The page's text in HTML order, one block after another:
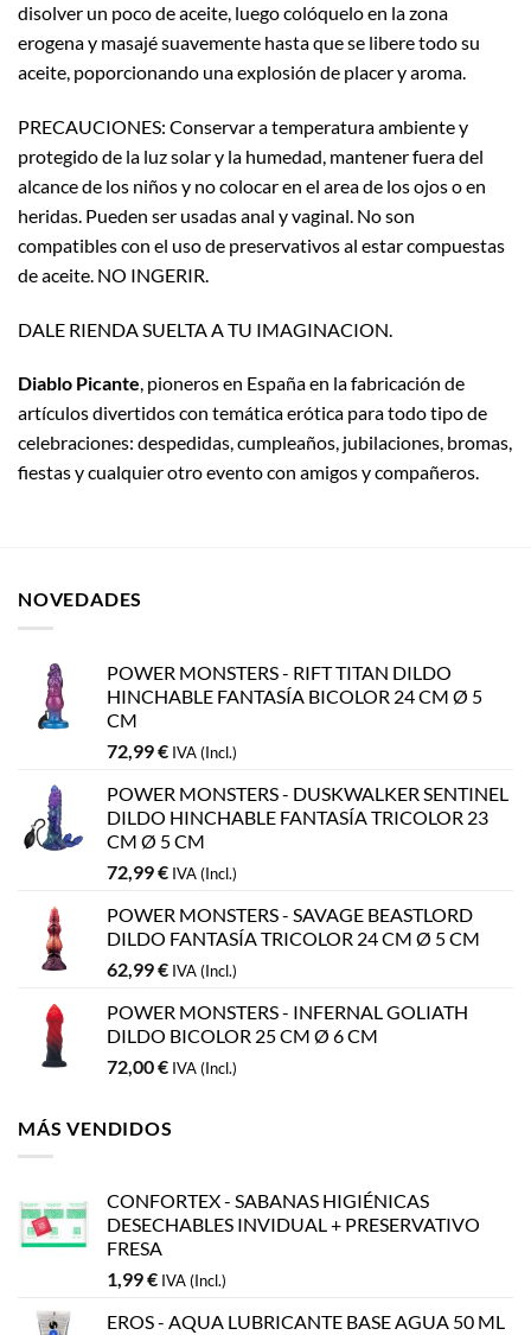
disolver un poco de aceite, luego colóquelo en la zona
erogena y masajé suavemente hasta que se libere todo su
aceite, poporcionando una explosión de placer y aroma.
PRECAUCIONES: Conservar a temperatura ambiente y
protegido de la luz solar y la humedad, mantener fuera del
alcance de los niños y no colocar en el area de los ojos o en
heridas. Pueden ser usadas anal y vaginal. No son
compatibles con el uso de preservativos al estar compuestas
de aceite. NO INGERIR.
DALE RIENDA SUELTA A TU IMAGINACION.
Diablo Picante, pioneros en España en la fabricación de
artículos divertidos con temática erótica para todo tipo de
celebraciones: despedidas, cumpleaños, jubilaciones, bromas,
fiestas y cualquier otro evento con amigos y compañeros.
NOVEDADES
POWER MONSTERS - RIFT TITAN DILDO
HINCHABLE FANTASÍA BICOLOR 24 CM Ø 5
CM
72,99€ IVA (Incl.)
POWER MONSTERS - DUSKWALKER SENTINEL
DILDO HINCHABLE FANTASÍA TRICOLOR 23
CM Ø 5 CM
72,99€ IVA (Incl.)
POWER MONSTERS - SAVAGE BEASTLORD
DILDO FANTASÍA TRICOLOR 24 CM Ø 5 CM
62,99€ IVA (Incl.)
POWER MONSTERS - INFERNAL GOLIATH
DILDO BICOLOR 25 CM Ø 6 CM
72,00€ IVA (Incl.)
MÁS VENDIDOS
CONFORTEX - SABANAS HIGIÉNICAS
DESECHABLES INVIDUAL + PRESERVATIVO
FRESA
1,99€ IVA (Incl.)
EROS - AQUA LUBRICANTE BASE AGUA 50 ML